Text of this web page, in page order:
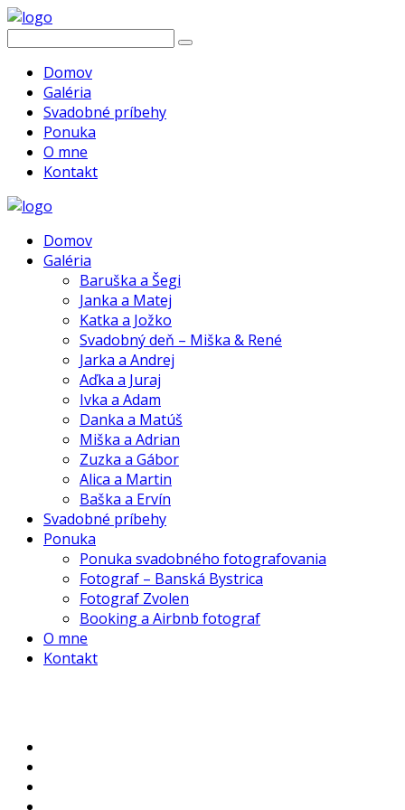
Domov
Galéria
Svadobné príbehy
Ponuka
O mne
Kontakt
Domov
Galéria
Baruška a Šegi
Janka a Matej
Katka a Jožko
Svadobný deň – Miška & René
Jarka a Andrej
Aďka a Juraj
Ivka a Adam
Danka a Matúš
Miška a Adrian
Zuzka a Gábor
Alica a Martin
Baška a Ervín
Svadobné príbehy
Ponuka
Ponuka svadobného fotografovania
Fotograf – Banská Bystrica
Fotograf Zvolen
Booking a Airbnb fotograf
O mne
Kontakt